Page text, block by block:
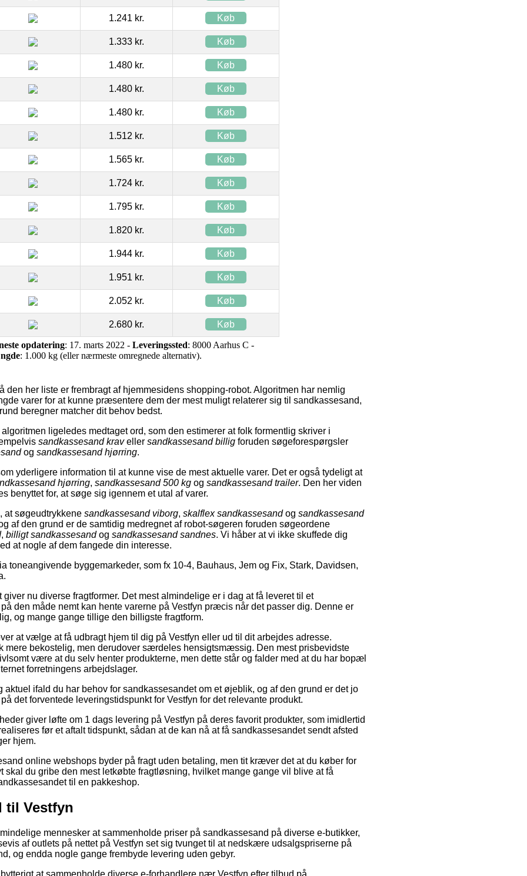
1.241 kr. Køb
1.333 kr. Køb
1.480 kr. Køb
1.480 kr. Køb
1.480 kr. Køb
1.512 kr. Køb
1.565 kr. Køb
1.724 kr. Køb
1.795 kr. Køb
1.820 kr. Køb
1.944 kr. Køb
1.951 kr. Køb
2.052 kr. Køb
2.680 kr. Køb
opdatering: 17. marts 2022 - Leveringssted: 8000 Aarhus C -
: 1.000 kg (eller nærmeste omregnede alternativ).
den her liste er frembragt af hjemmesidens shopping-robot. Algoritmen har nemlig
varer for at kunne præsentere dem der mest muligt relaterer sig til sandkassesand,
beregner matcher dit behov bedst.
ligeledes medtaget ord, som den estimerer at folk formentlig skriver i
sandkassesand kraveller sandkassesand billig foruden søgeforespørgsler
og sandkassesand hjørring.
yderligere information til at kunne vise de mest aktuelle varer. Det er også tydeligt at
hjørring, sandkassesand 500 kg og sandkassesand trailer. Den her viden
benyttet for, at søge sig igennem et utal af varer.
at søgeudtrykkene sandkassesand viborg, skalflex sandkassesandog sandkassesand
af den grund er de samtidig medregnet af robot-søgeren foruden søgeordene
, billigt sandkassesandog sandkassesand sandnes. Vi håber at vi ikke skuffede dig
at nogle af dem fangede din interesse.
toneangivende byggemarkeder, som fx 10-4, Bauhaus, Jem og Fix, Stark, Davidsen,
giver nu diverse fragtformer. Det mest almindelige er i dag at få leveret til et
den måde nemt kan hente varerne på Vestfyn præcis når det passer dig. Denne er
og mange gange tillige den billigste fragtform.
at vælge at få udbragt hjem til dig på Vestfyn eller ud til dit arbejdes adresse.
mere bekostelig, men derudover særdeles hensigtsmæssig. Den mest prisbevidste
være at du selv henter produkterne, men dette står og falder med at du har bopæl
forretningens arbejdslager.
ifald du har behov for sandkassesandet om et øjeblik, og af den grund er det jo
det forventede leveringstidspunkt for Vestfyn for det relevante produkt.
giver løfte om 1 dags levering på Vestfyn på deres favorit produkter, som imidlertid
før et aftalt tidspunkt, sådan at de kan nå at få sandkassesandet sendt afsted
hjem.
online webshops byder på fragt uden betaling, men tit kræver det at du køber for
skal du gribe den mest letkøbte fragtløsning, hvilket mange gange vil blive at få
til en pakkeshop.
til Vestfyn
mennesker at sammenholde priser på sandkassesand på diverse e-butikker,
af outlets på nettet på Vestfyn set sig tvunget til at nedskære udsalgspriserne på
og endda nogle gange frembyde levering uden gebyr.
at sammenholde diverse e-forhandlere nær Vestfyn efter tilbud på